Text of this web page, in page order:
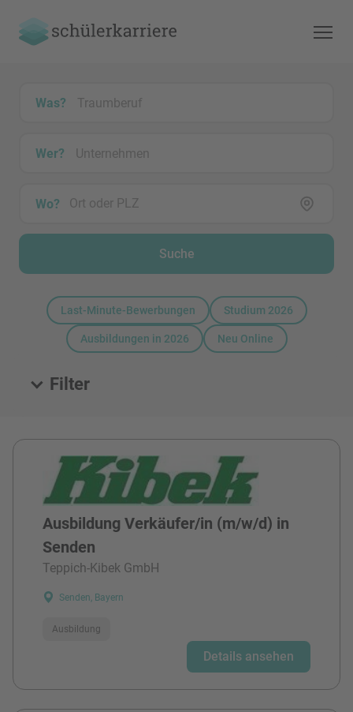
Was?
Wer?
Wo?
Suche
Last-Minute-Bewerbungen Studium 2026
Ausbildungen in 2026 Neu Online
Filter
Alle Stellen
Ausbildung Verkäufer/in (m/w/d) in
Senden
Teppich-Kibek GmbH
Senden, Bayern
Ausbildung
Details ansehen